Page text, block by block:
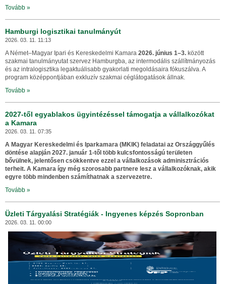
Tovább »
Hamburgi logisztikai tanulmányút
2026. 03. 11. 11:13
A Német–Magyar Ipari és Kereskedelmi Kamara 2026. június 1–3. között
szakmai tanulmányutat szervez Hamburgba, az intermodális szállítmányozás
és az intralogisztika legaktuálisabb gyakorlati megoldásaira fókuszálva. A
program középpontjában exkluzív szakmai céglátogatások állnak.
Tovább »
2027-től egyablakos ügyintézéssel támogatja a vállalkozókat
a Kamara
2026. 03. 11. 07:35
A Magyar Kereskedelmi és Iparkamara (MKIK) feladatai az Országgyűlés
döntése alapján 2027. január 1-től több kulcsfontosságú területen
bővülnek, jelentősen csökkentve ezzel a vállalkozások adminisztrációs
terheit. A Kamara így még szorosabb partnere lesz a vállalkozóknak, akik
egyre több mindenben számíthatnak a szervezetre.
Tovább »
Üzleti Tárgyalási Stratégiák - Ingyenes képzés Sopronban
2026. 03. 11. 00:00